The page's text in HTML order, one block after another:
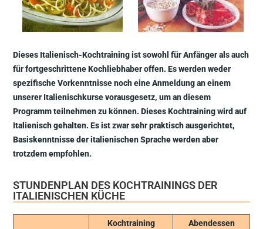
Dieses Italienisch-Kochtraining ist sowohl für Anfänger als auch
für fortgeschrittene Kochliebhaber offen. Es werden weder
spezifische Vorkenntnisse noch eine Anmeldung an einem
unserer Italienischkurse vorausgesetz, um an diesem
Programm teilnehmen zu können. Dieses Kochtraining wird auf
Italienisch gehalten. Es ist zwar sehr praktisch ausgerichtet,
Basiskenntnisse der italienischen Sprache werden aber
trotzdem empfohlen.
STUNDENPLAN DES KOCHTRAININGS DER
ITALIENISCHEN KÜCHE
Kochtraining Abendessen